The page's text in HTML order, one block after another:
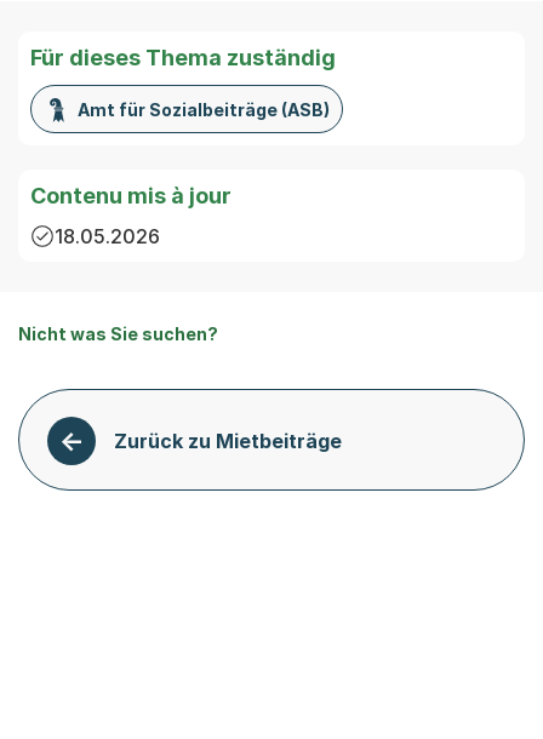
Für dieses Thema zuständig
Amt für Sozialbeiträge (ASB)
Contenu mis à jour
18.05.2026
Nicht was Sie suchen?
Zurück zu Mietbeiträge